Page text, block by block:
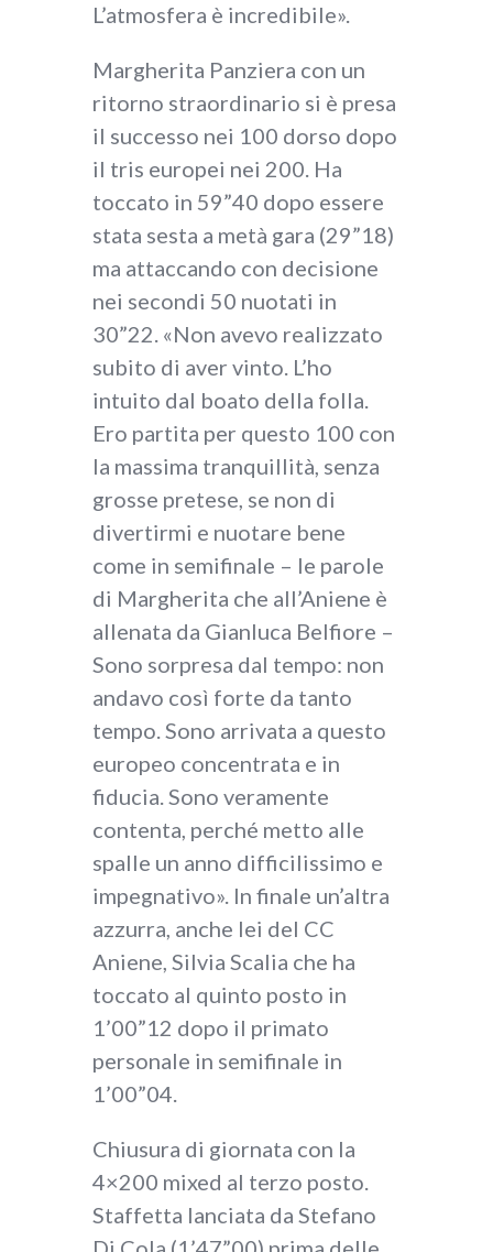
L’atmosfera è incredibile».
Margherita Panziera con un
ritorno straordinario si è presa
il successo nei 100 dorso dopo
il tris europei nei 200. Ha
toccato in 59”40 dopo essere
stata sesta a metà gara (29”18)
ma attaccando con decisione
nei secondi 50 nuotati in
30”22. «Non avevo realizzato
subito di aver vinto. L’ho
intuito dal boato della folla.
Ero partita per questo 100 con
la massima tranquillità, senza
grosse pretese, se non di
divertirmi e nuotare bene
come in semifinale – le parole
di Margherita che all’Aniene è
allenata da Gianluca Belfiore –
Sono sorpresa dal tempo: non
andavo così forte da tanto
tempo. Sono arrivata a questo
europeo concentrata e in
fiducia. Sono veramente
contenta, perché metto alle
spalle un anno difficilissimo e
impegnativo». In finale un’altra
azzurra, anche lei del CC
Aniene, Silvia Scalia che ha
toccato al quinto posto in
1’00”12 dopo il primato
personale in semifinale in
1’00”04.
Chiusura di giornata con la
4×200 mixed al terzo posto.
Staffetta lanciata da Stefano